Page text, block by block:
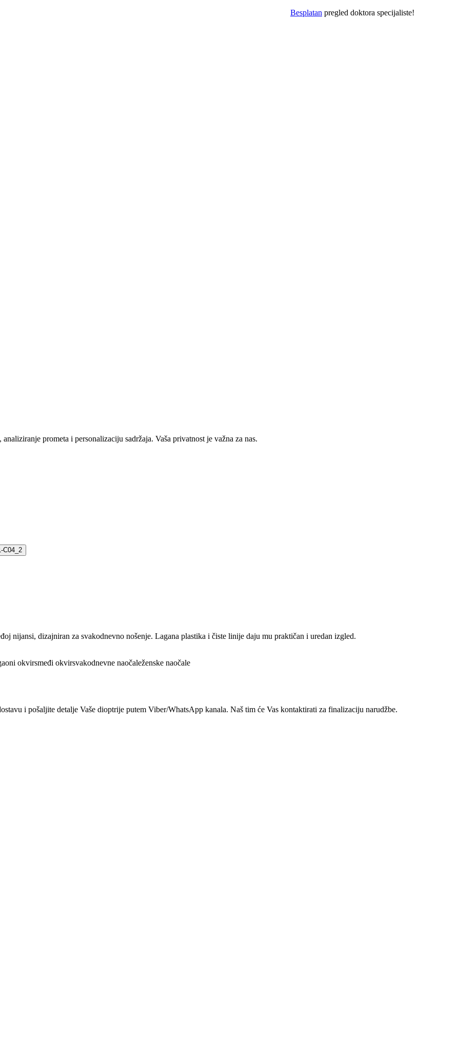
pregled doktora specijaliste!
prometa i personalizaciju sadržaja. Vaša privatnost je važna za nas.
nijansi, dizajniran za svakodnevno nošenje. Lagana plastika i čiste linije daju mu praktičan i uredan izgled.
okvirsmeđi okvirsvakodnevne naočaleženske naočale
i pošaljite detalje Vaše dioptrije putem Viber/WhatsApp kanala. Naš tim će Vas kontaktirati za finalizaciju narudžbe.